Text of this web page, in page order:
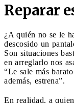
Reparar
¿A quién no se le
descosido un
Son situaciones
en arreglarlo nos
“Le sale más
además, estrena”.
En realidad, a